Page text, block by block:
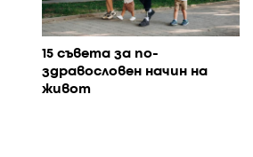
15 съвета за по-
здравословен начин на
живот